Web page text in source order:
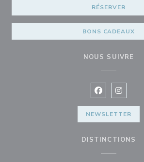
RÉSERVER
BONS CADEAUX
NOUS SUIVRE
Facebook
NEWSLETTER
DISTINCTIONS